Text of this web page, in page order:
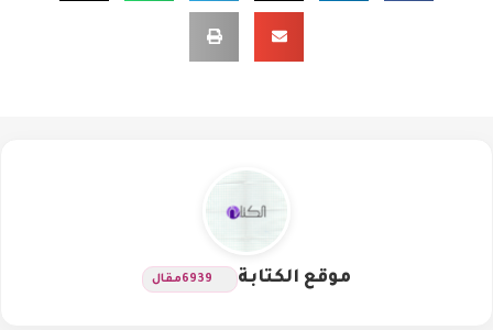
موقع الكتابة 6939مقال